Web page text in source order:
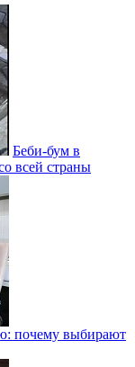
Беби-бум в
всей страны
почему выбирают